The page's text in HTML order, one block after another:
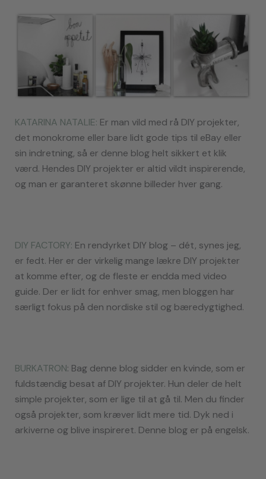
KATARINA NATALIE: Er man vild med rå DIY projekter,
det monokrome eller bare lidt gode tips til eBay eller
sin indretning, så er denne blog helt sikkert et klik
værd. Hendes DIY projekter er altid vildt inspirerende,
og man er garanteret skønne billeder hver gang.
DIY FACTORY: En rendyrket DIY blog – dét, synes jeg,
er fedt. Her er der virkelig mange lækre DIY projekter
at komme efter, og de fleste er endda med video
guide. Der er lidt for enhver smag, men bloggen har
særligt fokus på den nordiske stil og bæredygtighed.
BURKATRON: Bag denne blog sidder en kvinde, som er
fuldstændig besat af DIY projekter. Hun deler de helt
simple projekter, som er lige til at gå til. Men du finder
også projekter, som kræver lidt mere tid. Dyk ned i
arkiverne og blive inspireret. Denne blog er på engelsk.